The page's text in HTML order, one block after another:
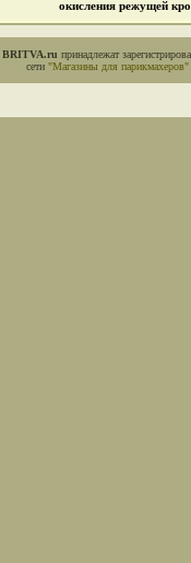
окисления режущей
BRITVA.ru принадлежат
сети "Магазины для парикмахеров"